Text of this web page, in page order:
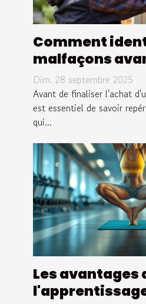
Comment
malfaçons
d'acheter un
immobilier ?
Dim. 28 septembre 2025
Avant de finaliser l'achat
est essentiel de savoir
qui...
Les avantages